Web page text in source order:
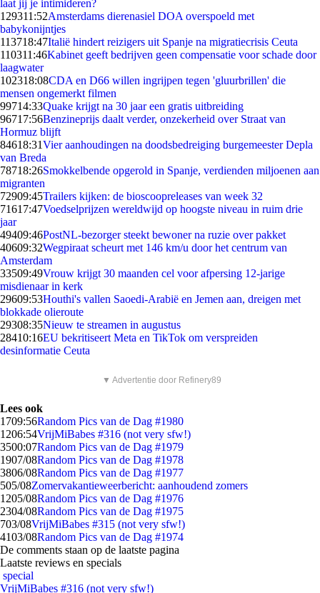
laat jij je intimideren?
129311:52Amsterdams dierenasiel DOA overspoeld met
babykonijntjes
113718:47Italië hindert reizigers uit Spanje na migratiecrisis Ceuta
110311:46Kabinet geeft bedrijven geen compensatie voor schade door
laagwater
102318:08CDA en D66 willen ingrijpen tegen 'gluurbrillen' die
mensen ongemerkt filmen
99714:33Quake krijgt na 30 jaar een gratis uitbreiding
96717:56Benzineprijs daalt verder, onzekerheid over Straat van
Hormuz blijft
84618:31Vier aanhoudingen na doodsbedreiging burgemeester Depla
van Breda
78718:26Smokkelbende opgerold in Spanje, verdienden miljoenen aan
migranten
72909:45Trailers kijken: de bioscoopreleases van week 32
71617:47Voedselprijzen wereldwijd op hoogste niveau in ruim drie
jaar
49409:46PostNL-bezorger steekt bewoner na ruzie over pakket
40609:32Wegpiraat scheurt met 146 km/u door het centrum van
Amsterdam
33509:49Vrouw krijgt 30 maanden cel voor afpersing 12-jarige
misdienaar in kerk
29609:53Houthi's vallen Saoedi-Arabië en Jemen aan, dreigen met
blokkade olieroute
29308:35Nieuw te streamen in augustus
28410:16EU bekritiseert Meta en TikTok om verspreiden
desinformatie Ceuta
▼ Advertentie door Refinery89
Lees ook
1709:56Random Pics van de Dag #1980
1206:54VrijMiBabes #316 (not very sfw!)
3500:07Random Pics van de Dag #1979
1907/08Random Pics van de Dag #1978
3806/08Random Pics van de Dag #1977
505/08Zomervakantieweerbericht: aanhoudend zomers
1205/08Random Pics van de Dag #1976
2304/08Random Pics van de Dag #1975
703/08VrijMiBabes #315 (not very sfw!)
4103/08Random Pics van de Dag #1974
De comments staan op de laatste pagina
Laatste reviews en specials
special
VrijMiBabes #316 (not very sfw!)